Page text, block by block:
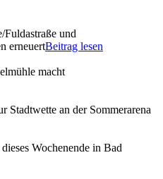
Fuldastraße und
erneuertBeitrag lesen
macht
Stadtwette an der Sommerarena
Wochenende in Bad